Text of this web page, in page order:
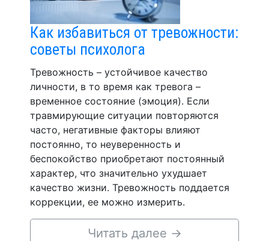
Как избавиться от тревожности:
советы психолога
Тревожность – устойчивое качество
личности, в то время как тревога –
временное состояние (эмоция). Если
травмирующие ситуации повторяются
часто, негативные факторы влияют
постоянно, то неуверенность и
беспокойство приобретают постоянный
характер, что значительно ухудшает
качество жизни. Тревожность поддается
коррекции, ее можно измерить.
Читать далее →